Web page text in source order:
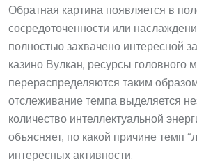
Обратная картина появляется в
сосредоточенности или
полностью захвачено интересной
казино Вулкан, ресурсы головного
перераспределяются таким
отслеживание темпа выделяется
количество интеллектуальной
объясняет, по какой причине темп
интересных активности.